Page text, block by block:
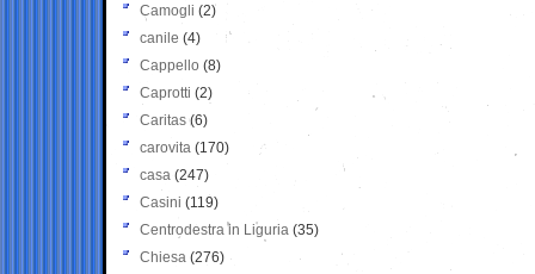
Camogli (2)
canile (4)
Cappello (8)
Caprotti (2)
Caritas (6)
carovita (170)
casa (247)
Casini (119)
Centrodestra in Liguria (35)
Chiesa (276)